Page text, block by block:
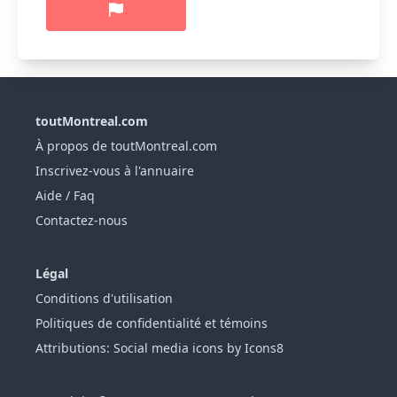
toutMontreal.com
À propos de toutMontreal.com
Inscrivez-vous à l'annuaire
Aide / Faq
Contactez-nous
Légal
Conditions d'utilisation
Politiques de confidentialité et témoins
Attributions: Social media icons by Icons8